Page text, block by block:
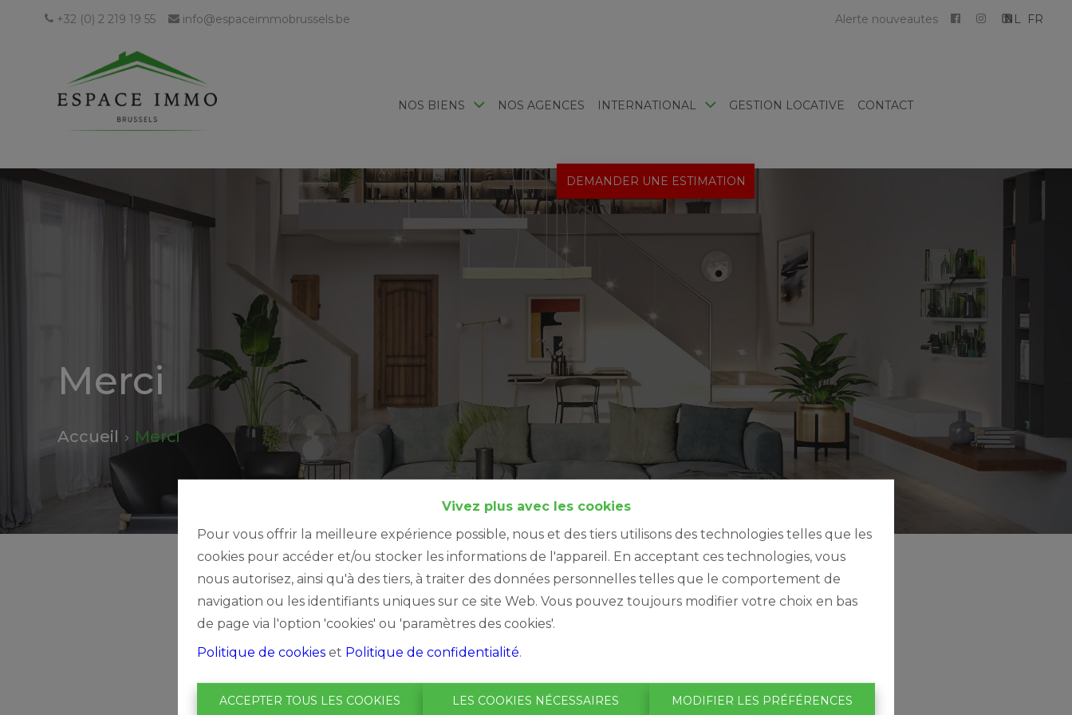
Vivez plus avec les cookies
Pour vous offrir la meilleure expérience possible, nous et des tiers utilisons des technologies telles que les
cookies pour accéder et/ou stocker les informations de l'appareil. En acceptant ces technologies, vous
nous autorisez, ainsi qu'à des tiers, à traiter des données personnelles telles que le comportement de
navigation ou les identifiants uniques sur ce site Web. Vous pouvez toujours modifier votre choix en bas
de page via l'option 'cookies' ou 'paramètres des cookies'.
Politique de cookies et Politique de confidentialité.
ACCEPTER TOUS LES COOKIES LES COOKIES NÉCESSAIRES MODIFIER LES PRÉFÉRENCES
+32 (0) 2 219 19 55 info@espaceimmobrussels.be Alerte nouveautes NL FR
NOS BIENS NOS AGENCES INTERNATIONAL GESTION LOCATIVE CONTACT
DEMANDER UNE ESTIMATION
nouveautes
Merci
Accueil Merci
Merci